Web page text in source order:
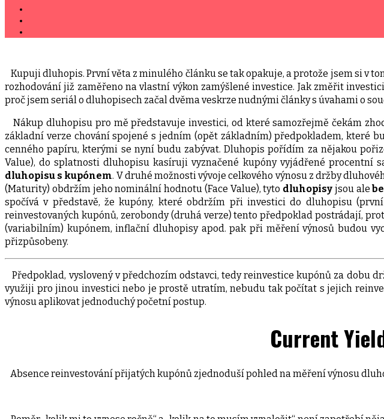
Kupuji dluhopis. První věta z minulého článku se tak opakuje, a protože jsem si v
rozhodování již zaměřeno na vlastní výkon zamýšlené investice. Jak změřit
proč jsem seriál o dluhopisech začal dvěma veskrze nudnými články s úvahami o
Nákup dluhopisu pro mě představuje investici, od které samozřejmě čekám
základní verze chování spojené s jedním (opět základním) předpokladem, které
cenného papíru, kterými se nyní budu zabývat. Dluhopis pořídím za nějakou
Value), do splatnosti dluhopisu kasíruji vyznačené kupóny vyjádřené procentní
dluhopisu s kupónem. V druhé možnosti vývoje celkového výnosu z držby
(Maturity) obdržím jeho nominální hodnotu (Face Value), tyto dluhopisy jsou ale
spočívá v představě, že kupóny, které obdržím při investici do dluhopisu
reinvestovaných kupónů, zerobondy (druhá verze) tento předpoklad postrádají,
(variabilním) kupónem, inflační dluhopisy apod. pak při měření výnosů budou
přizpůsobeny.
Předpoklad, vyslovený v předchozím odstavci, tedy reinvestice kupónů za dobu
využiji pro jinou investici nebo je prostě utratím, nebudu tak počítat s jejich
výnosu aplikovat jednoduchý početní postup.
Current
Absence reinvestování přijatých kupónů zjednoduší pohled na měření výnosu